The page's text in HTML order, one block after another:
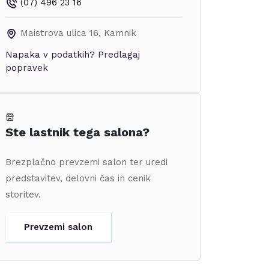
(07) 496 23 16
Maistrova ulica 16, Kamnik
Napaka v podatkih? Predlagaj
popravek
Ste lastnik tega salona?
Brezplačno prevzemi salon ter uredi
predstavitev, delovni čas in cenik
storitev.
Prevzemi salon